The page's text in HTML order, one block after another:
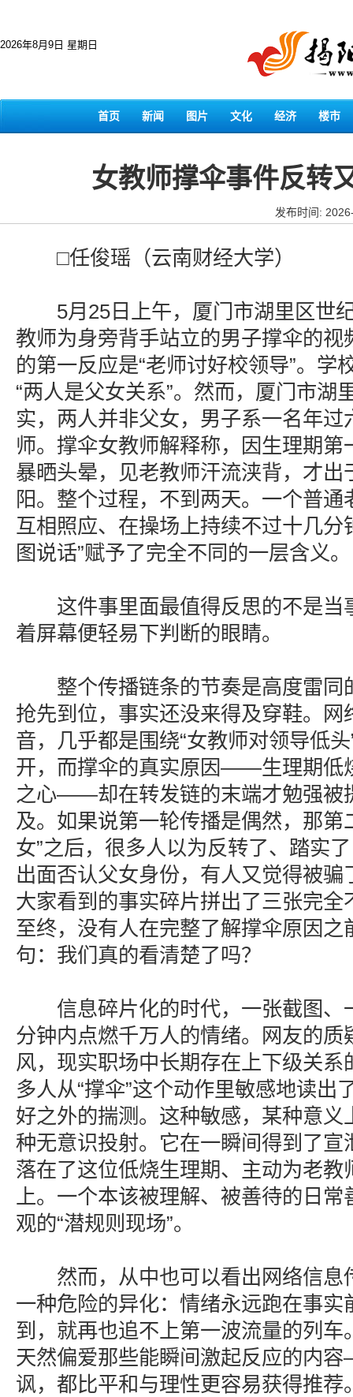
2026年8月9日 星期日
首页 新闻 图片 文化 经济 楼市
女教师撑伞事件反转
发布时间:
□任俊瑶（云南财经大学）
5月25日上午，厦门市湖里区世
教师为身旁背手站立的男子撑伞的视
的第一反应是“老师讨好校领导”。学
“两人是父女关系”。然而，厦门市湖
实，两人并非父女，男子系一名年过
师。撑伞女教师解释称，因生理期第
暴晒头晕，见老教师汗流浃背，才出
阳。整个过程，不到两天。一个普
互相照应、在操场上持续不过十几分
图说话”赋予了完全不同的一层含义。
这件事里面最值得反思的不是当
着屏幕便轻易下判断的眼睛。
整个传播链条的节奏是高度雷同
抢先到位，事实还没来得及穿鞋。网
音，几乎都是围绕“女教师对领导低
开，而撑伞的真实原因——生理期低
之心——却在转发链的末端才勉强被
及。如果说第一轮传播是偶然，那第
女”之后，很多人以为反转了、踏实
出面否认父女身份，有人又觉得被骗
大家看到的事实碎片拼出了三张完全
至终，没有人在完整了解撑伞原因之
句：我们真的看清楚了吗？
信息碎片化的时代，一张截图、
分钟内点燃千万人的情绪。网友的质
风，现实职场中长期存在上下级关系
多人从“撑伞”这个动作里敏感地读出
好之外的揣测。这种敏感，某种意义
种无意识投射。它在一瞬间得到了宣
落在了这位低烧生理期、主动为老教
上。一个本该被理解、被善待的日常
观的“潜规则现场”。
然而，从中也可以看出网络信息
一种危险的异化：情绪永远跑在事实
到，就再也追不上第一波流量的列车
天然偏爱那些能瞬间激起反应的内
讽，都比平和与理性更容易获得推荐